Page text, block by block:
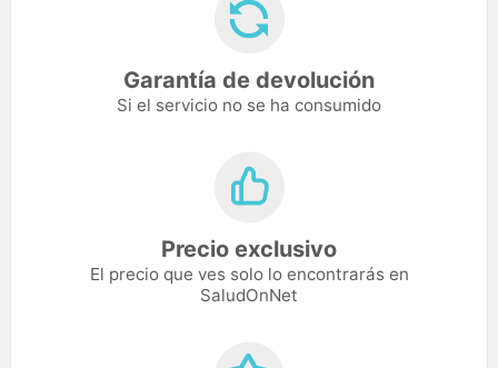
Garantía de devolución
Si el servicio no se ha consumido
Precio exclusivo
El precio que ves solo lo encontrarás en
SaludOnNet